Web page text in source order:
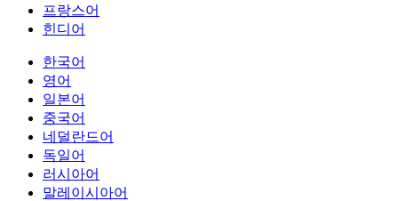
프랑스어
힌디어
한국어
영어
일본어
중국어
네덜란드어
독일어
러시아어
말레이시아어